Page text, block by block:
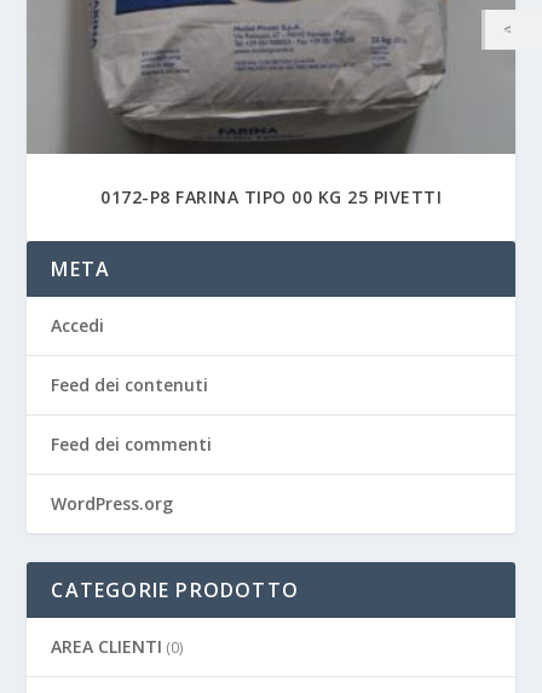
0172-P8 FARINA TIPO 00 KG 25 PIVETTI
META
Accedi
Feed dei contenuti
Feed dei commenti
WordPress.org
CATEGORIE PRODOTTO
AREA CLIENTI (0)